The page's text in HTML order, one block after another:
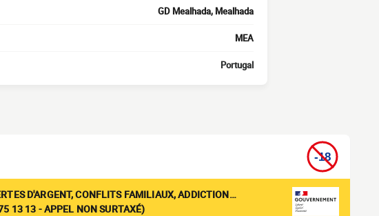
GD Mealhada, Mealhada
MEA
Portugal
D'ARGENT, CONFLITS FAMILIAUX, ADDICTION…
13 13 - APPEL NON SURTAXÉ)